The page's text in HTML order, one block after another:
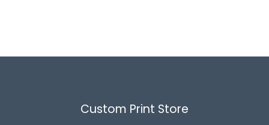
Custom Print Store